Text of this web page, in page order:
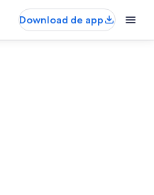
Download de app